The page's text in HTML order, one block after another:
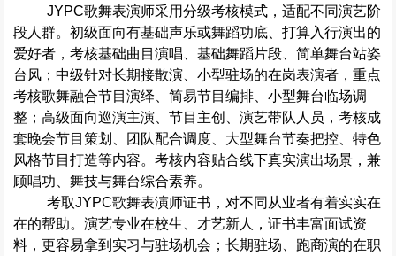
JYPC歌舞表演师采用分级考核模式，适配不同演艺阶
段人群。初级面向有基础声乐或舞蹈功底、打算入行演出的
爱好者，考核基础曲目演唱、基础舞蹈片段、简单舞台站姿
台风；中级针对长期接散演、小型驻场的在岗表演者，重点
考核歌舞融合节目演绎、简易节目编排、小型舞台临场调
整；高级面向巡演主演、节目主创、演艺带队人员，考核成
套晚会节目策划、团队配合调度、大型舞台节奏把控、特色
风格节目打造等内容。考核内容贴合线下真实演出场景，兼
顾唱功、舞技与舞台综合素养。
考取JYPC歌舞表演师证书，对不同从业者有着实实在
在的帮助。演艺专业在校生、才艺新人，证书丰富面试资
料，更容易拿到实习与驻场机会；长期驻场、跑商演的在职